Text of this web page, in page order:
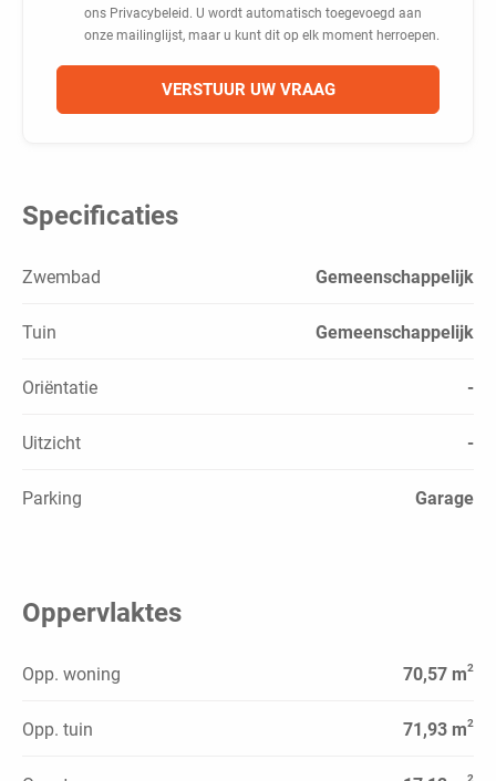
ons Privacybeleid. U wordt automatisch toegevoegd aan
onze mailinglijst, maar u kunt dit op elk moment herroepen.
Specificaties
Zwembad Gemeenschappelijk
Tuin Gemeenschappelijk
Oriëntatie -
Uitzicht -
Parking Garage
Oppervlaktes
Opp. woning 70,57 m2
Opp. tuin 71,93 m2
2